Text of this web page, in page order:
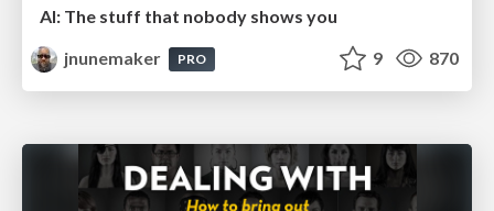
AI: The stuff that nobody shows you
jnunemaker
PRO 9 870